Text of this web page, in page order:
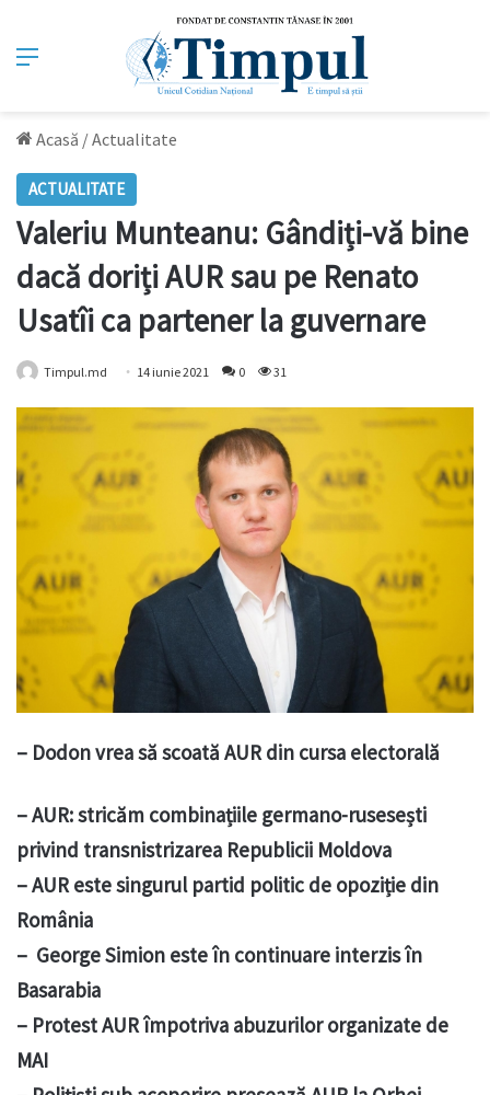
Meniu
Acasă /Actualitate
ACTUALITATE
Valeriu Munteanu: Gândiți-vă bine
dacă doriți AUR sau pe Renato
Usatîi ca partener la guvernare
Timpul.md 14 iunie 2021 0 31
– Dodon vrea să scoată AUR din cursa electorală
– AUR: stricăm combinațiile germano-rusesești
privind transnistrizarea Republicii Moldova
– AUR este singurul partid politic de opoziție din
România
– George Simion este în continuare interzis în
Basarabia
– Protest AUR împotriva abuzurilor organizate de
MAI